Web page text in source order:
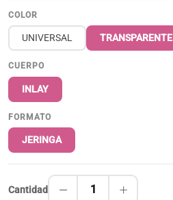
COLOR
UNIVERSAL TRANSPARENTE
CUERPO
INLAY
FORMATO
JERINGA
Cantidad 1